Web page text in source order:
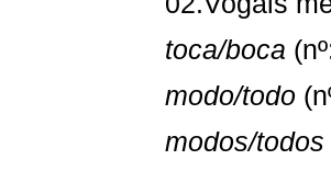
toca/boca
modo/todo
modos/todos